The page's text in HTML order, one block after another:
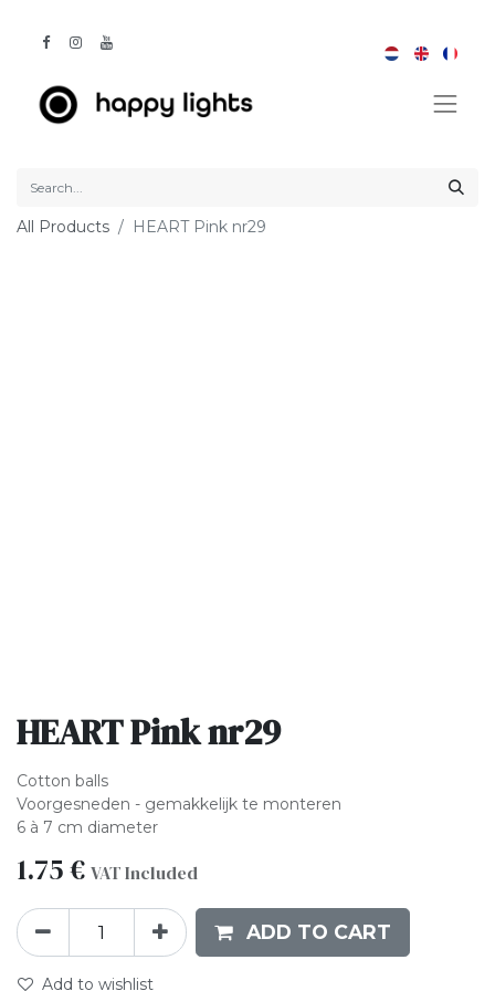
All Products HEART Pink nr29
HEART Pink nr29
Cotton balls
Voorgesneden - gemakkelijk te monteren
6 à 7 cm diameter
1.75€ VAT Included
ADD TO CART
Add to wishlist